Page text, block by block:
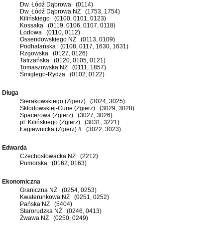
Dw. Łódź Dąbrowa (0114)
Dw. Łódź Dąbrowa NŻ (1753, 1754)
Kilińskiego (0100, 0101, 0123)
Kossaka (0119, 0106, 0107, 0118)
Lodowa (0110, 0112)
Ossendowskiego NŻ (0113, 0109)
Podhalańska (0108, 0117, 1630, 1631)
Rzgowska (0127, 0126)
Tatrzańska (0120, 0105, 0121)
Tomaszowska NŻ (0111, 1857)
Śmigłego-Rydza (0102, 0122)
Długa
Sierakowskiego (Zgierz) (3024, 3025)
Skłodowskiej-Curie (Zgierz) (3029, 3028)
Spacerowa (Zgierz) (3027, 3026)
pl. Kilińskiego (Zgierz) (3031, 3221)
Łagiewnicka (Zgierz) # (3022, 3023)
Edwarda
Czechosłowacka NŻ (2212)
Pomorska (0162, 0163)
Ekonomiczna
Graniczna NŻ (0254, 0253)
Kwaterunkowa NŻ (0251, 0252)
Pańska NŻ (5404)
Starorudzka NŻ (0246, 0413)
Żwawa NŻ (0250, 0249)